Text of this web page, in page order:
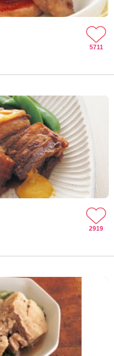
5711
2919